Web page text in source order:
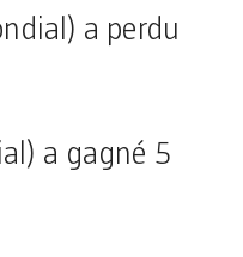
a perdu
a gagné 5